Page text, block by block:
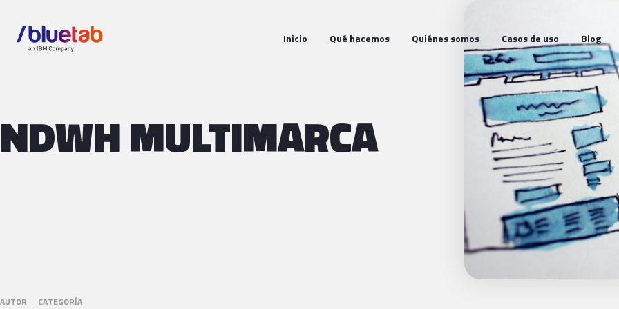
Inicio Qué hacemos Quiénes somos Casos de uso Blog
NDWH MULTIMARCA
AUTOR CATEGORÍA